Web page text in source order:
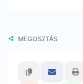
MEGOSZTÁS